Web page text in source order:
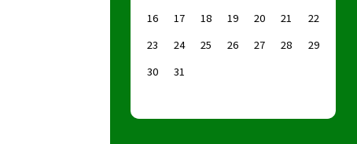
16
17 18 19 20 21
22
23
24 25 26 27 28
29
30
31